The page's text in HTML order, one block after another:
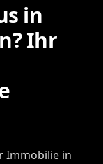
in
Ihr
Immobilie in